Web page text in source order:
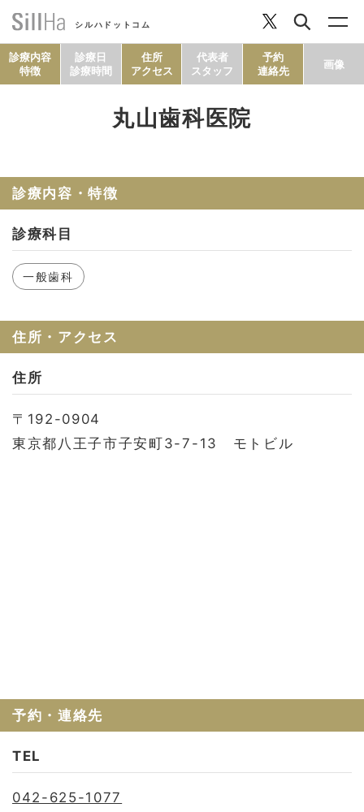
シルハドットコム
診療内容
特徴
診療日
診療時間
住所
アクセス
代表者
スタッフ
予約
連絡先
画像
丸山歯科医院
診療内容・特徴
診療科目
一般歯科
住所・アクセス
住所
〒192-0904
東京都八王子市子安町3-7-13 モトビル
予約・連絡先
TEL
042-625-1077